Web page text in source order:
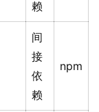
赖
间
接
依
赖
npm